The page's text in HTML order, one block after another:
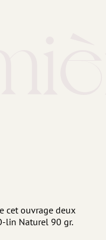
cet ouvrage deux
lin Naturel 90 gr.